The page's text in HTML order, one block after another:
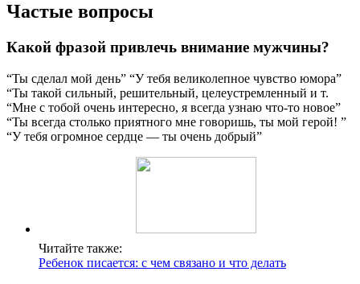
Частые вопросы
Какой фразой привлечь внимание мужчины?
“Ты сделал мой день” “У тебя великолепное чувство юмора”
“Ты такой сильный, решительный, целеустремленный и т.
“Мне с тобой очень интересно, я всегда узнаю что-то новое”
“Ты всегда столько приятного мне говоришь, ты мой герой! ”
“У тебя огромное сердце — ты очень добрый”
Читайте также:
Ребенок писается: с чем связано и что делать